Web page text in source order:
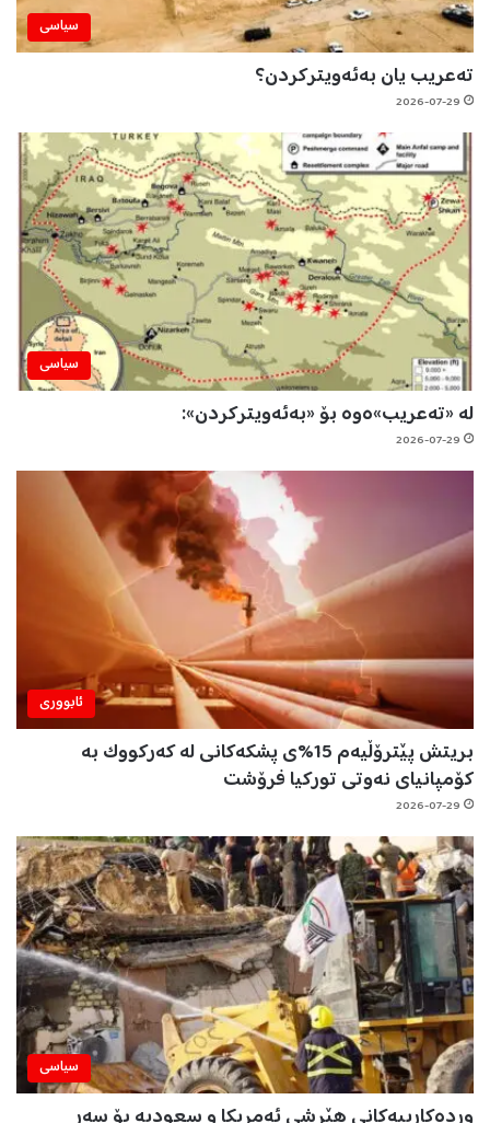
سیاسی
تەعریب یان بەئەویترکردن؟
2026-07-29
سیاسی
لە «تەعریب»ەوە بۆ «بەئەویترکردن»:
2026-07-29
ئابووری
بریتش پێترۆڵیەم 15%ی پشکەکانی لە کەرکووک بە
کۆمپانیای نەوتی تورکیا فرۆشت
2026-07-29
سیاسی